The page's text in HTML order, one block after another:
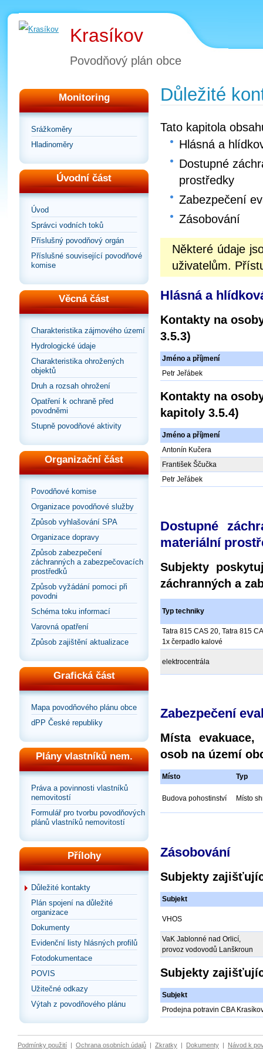
Krasíkov
Povodňový plán obce
Monitoring
Srážkoměry
Hladinoměry
Úvodní část
Úvod
Správci vodních toků
Příslušný povodňový orgán
Příslušné související povodňové
komise
Věcná část
Charakteristika zájmového území
Hydrologické údaje
Charakteristika ohrožených
objektů
Druh a rozsah ohrožení
Opatření k ochraně před
povodněmi
Stupně povodňové aktivity
Organizační část
Povodňové komise
Organizace povodňové služby
Způsob vyhlašování SPA
Organizace dopravy
Způsob zabezpečení
záchranných a zabezpečovacích
prostředků
Způsob vyžádání pomoci při
povodni
Schéma toku informací
Varovná opatření
Způsob zajištění aktualizace
Grafická část
Mapa povodňového plánu obce
dPP České republiky
Plány vlastníků nem.
Práva a povinnosti vlastníků
nemovitostí
Formulář pro tvorbu povodňových
plánů vlastníků nemovitostí
Přílohy
Důležité kontakty
Plán spojení na důležité
organizace
Dokumenty
Evidenční listy hlásných profilů
Fotodokumentace
POVIS
Užitečné odkazy
Výtah z povodňového plánu
Důležité
Tato kapitola
Hlásná a
Dostupné
prostředky
Zabezpečení
Zásobování
Některé údaje
uživatelům.
Hlásná a
Kontakty na
3.5.3)
Jméno a příjmení
Petr Jeřábek
Kontakty na
kapitoly 3.5.4)
Jméno a příjmení
Antonín Kučera
František Ščučka
Petr Jeřábek
Dostupné
materiální
Subjekty
záchranných a
Typ techniky
Tatra 815 CAS 20, Tatra 815
1x čerpadlo kalové
elektrocentrála
Zabezpečení
Místa
osob na území
Místo Typ
Budova pohostinství Místo
Zásobování
Subjekty
Subjekt
VHOS
VaK Jablonné nad Orlicí,
provoz vodovodů Lanškroun
Subjekty
Subjekt
Prodejna potravin CBA
Podmínky použití | Ochrana osobních údajů | Zkratky | Dokumenty | Návod k